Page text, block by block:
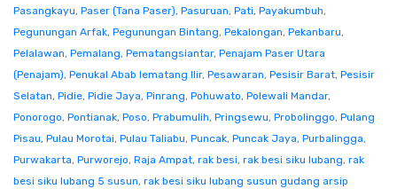
Pasangkayu, Paser (Tana Paser), Pasuruan, Pati, Payakumbuh,
Pegunungan Arfak, Pegunungan Bintang, Pekalongan, Pekanbaru,
Pelalawan, Pemalang, Pematangsiantar, Penajam Paser Utara
(Penajam), Penukal Abab lematang Ilir, Pesawaran, Pesisir Barat, Pesisir
Selatan, Pidie, Pidie Jaya, Pinrang, Pohuwato, Polewali Mandar,
Ponorogo, Pontianak, Poso, Prabumulih, Pringsewu, Probolinggo, Pulang
Pisau, Pulau Morotai, Pulau Taliabu, Puncak, Puncak Jaya, Purbalingga,
Purwakarta, Purworejo, Raja Ampat, rak besi, rak besi siku lubang, rak
besi siku lubang 5 susun, rak besi siku lubang susun gudang arsip